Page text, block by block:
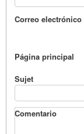
Correo electrónico
Página principal
Sujet
Comentario